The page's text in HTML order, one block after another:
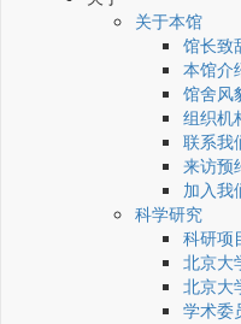
关于本馆
馆长致
本馆介
馆舍风
组织机
联系我
来访预
加入我
科学研究
科研项
北京大
北京大
学术委